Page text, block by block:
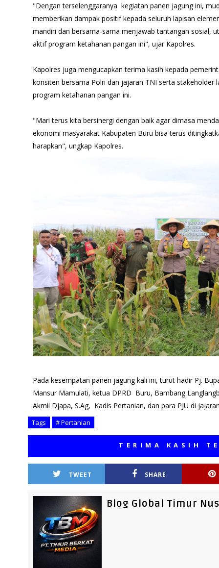
"Dengan terselenggaranya kegiatan panen jagung ini,
memberikan dampak positif kepada seluruh lapisan
mandiri dan bersama-sama menjawab tantangan sosial,
aktif program ketahanan pangan ini", ujar Kapolres.
Kapolres juga mengucapkan terima kasih kepada
konsiten bersama Polri dan jajaran TNI serta stakeholder
program ketahanan pangan ini.
"Mari terus kita bersinergi dengan baik agar dimasa
ekonomi masyarakat Kabupaten Buru bisa terus
harapkan", ungkap Kapolres.
Pada kesempatan panen jagung kali ini, turut hadir Pj.
Mansur Mamulati, ketua DPRD Buru, Bambang
Akmil Djapa, S.Ag, Kadis Pertanian, dan para PJU di
Tags # Pertanian
TERIMA KASIH TELAH
TWEET SHARE
Blog Global Timur